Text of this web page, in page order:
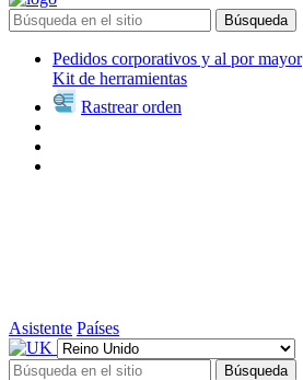
Búsqueda
Pedidos corporativos y al por mayor
Kit de herramientas
Rastrear orden
Asistente Países
Búsqueda